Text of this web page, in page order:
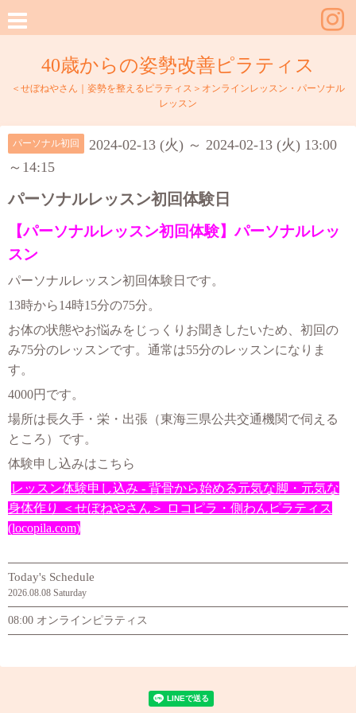
40歳からの姿勢改善ピラティス
＜せぼねやさん｜姿勢を整えるピラティス＞オンラインレッスン・パーソナル
レッスン
パーソナル初回
2024-02-13 (火) ～ 2024-02-13 (火) 13:00
～14:15
パーソナルレッスン初回体験日
【パーソナルレッスン初回体験】パーソナルレッ
スン
パーソナルレッスン初回体験日です。
13時から14時15分の75分。
お体の状態やお悩みをじっくりお聞きしたいため、初回の
み75分のレッスンです。 通常は55分のレッスンになりま
す。
4000円です。
場所は長久手・栄・出張（東海三県公共交通機関で伺える
ところ ）です。
体験申し込みはこちら
レッスン体験申し込み - 背骨から始める元気な脚・元気な
身体作り ＜せぼねやさん＞ ロコピラ・側わんピラティス
(locopila.com)
Today's Schedule
2026.08.08 Saturday
08:00 オンラインピラティス